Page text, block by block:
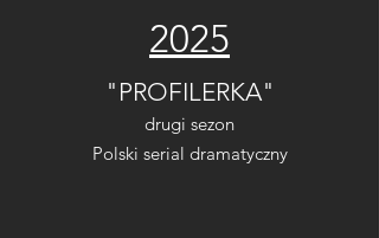
2025
"PROFILERKA"
drugi sezon
Polski serial dramatyczny